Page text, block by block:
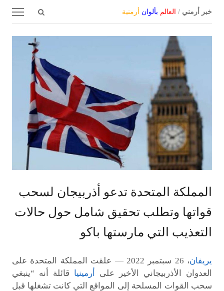
Open
Menu
خبر أرمني / العالم بألوان أرمنية
المملكة المتحدة تدعو أذربيجان لسحب
قواتها وتطلب تحقيق شامل حول حالات
التعذيب التي مارستها باكو
يريفان
، 26 سبتمبر 2022 — علقت المملكة المتحدة على
العدوان الأذربيجاني الأخير على
أرمينيا قائلة أنه “ينبغي
سحب القوات المسلحة إلى المواقع التي كانت تشغلها قبل